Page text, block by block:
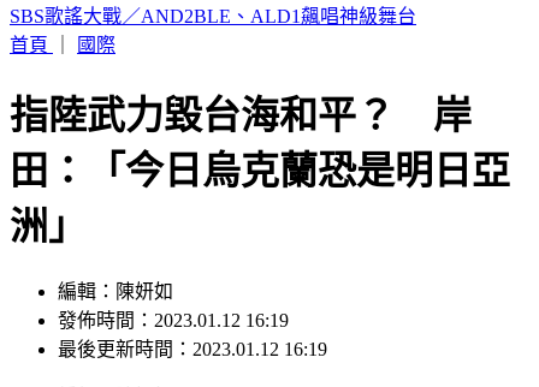
颱風遠離「大雨繼續灌」連下6天 雨區轉移炸到紅爆
首頁
國際
指陸武力毀台海和平？ 岸
田：「今日烏克蘭恐是明日亞
洲」
編輯：陳妍如
發佈時間：2023.01.12 16:19
最後更新時間：2023.01.12 16:19